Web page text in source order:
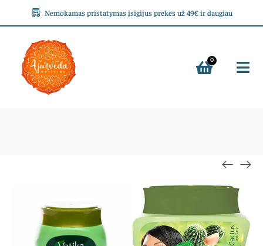
Nemokamas pristatymas įsigijus prekes už 49€ ir daugiau
0